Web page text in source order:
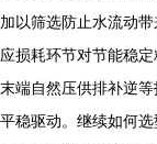
加以筛选防止水流动
应损耗环节对节能稳
末端自然压供排补逆
平稳驱动。继续如何